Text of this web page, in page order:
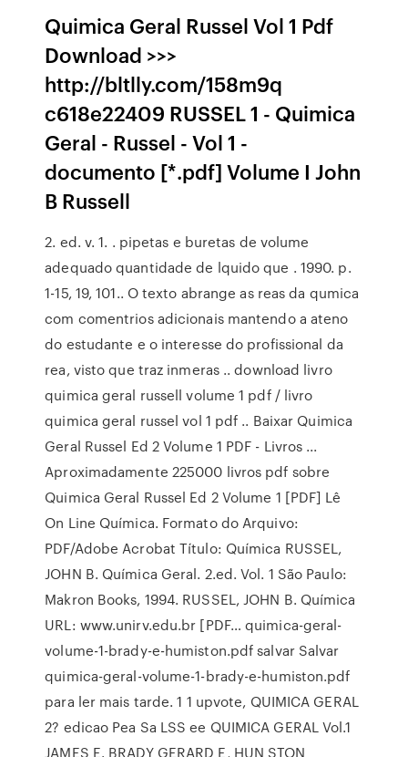
Quimica Geral Russel Vol 1 Pdf
Download >>>
http://bltlly.com/158m9q
c618e22409 RUSSEL 1 - Quimica
Geral - Russel - Vol 1 -
documento [*.pdf] Volume I John
B Russell
2. ed. v. 1. . pipetas e buretas de volume
adequado quantidade de lquido que . 1990. p.
1-15, 19, 101.. O texto abrange as reas da qumica
com comentrios adicionais mantendo a ateno
do estudante e o interesse do profissional da
rea, visto que traz inmeras .. download livro
quimica geral russell volume 1 pdf / livro
quimica geral russel vol 1 pdf .. Baixar Quimica
Geral Russel Ed 2 Volume 1 PDF - Livros ...
Aproximadamente 225000 livros pdf sobre
Quimica Geral Russel Ed 2 Volume 1 [PDF] Lê
On Line Química. Formato do Arquivo:
PDF/Adobe Acrobat Título: Química RUSSEL,
JOHN B. Química Geral. 2.ed. Vol. 1 São Paulo:
Makron Books, 1994. RUSSEL, JOHN B. Química
URL: www.unirv.edu.br [PDF… quimica-geral-
volume-1-brady-e-humiston.pdf salvar Salvar
quimica-geral-volume-1-brady-e-humiston.pdf
para ler mais tarde. 1 1 upvote, QUIMICA GERAL
2? edicao Pea Sa LSS ee QUIMICA GERAL Vol.1
JAMES E. BRADY GERARD E, HUN STON